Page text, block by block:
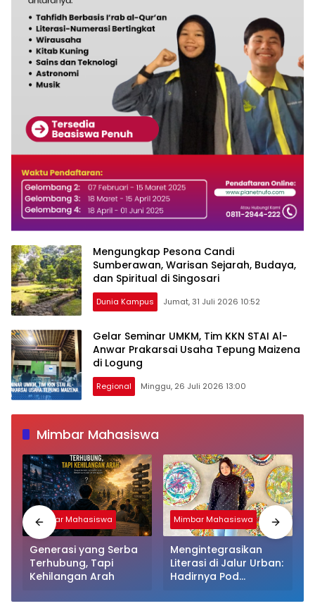
Mengungkap Pesona Candi
Sumberawan, Warisan Sejarah, Budaya,
dan Spiritual di ‎Singosari
Dunia Kampus Jumat, 31 Juli 2026 10:52
Gelar Seminar UMKM, Tim KKN STAI Al-
Anwar Prakarsai Usaha Tepung Maizena
di Logung
Regional Minggu, 26 Juli 2026 13:00
Mimbar Mahasiswa
Mimbar Mahasiswa
Generasi yang Serba
Terhubung, Tapi
Kehilangan Arah
Mimbar Mahasiswa
Mengintegrasikan
Literasi di Jalur Urban:
Hadirnya Pod
Mandiri dan EV-Library